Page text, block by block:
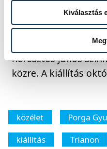
Kiválasztás
A megnyitón Kubinyi
Keresztes János
közre. A kiállítás
közélet Porga
kiállítás
Trianon